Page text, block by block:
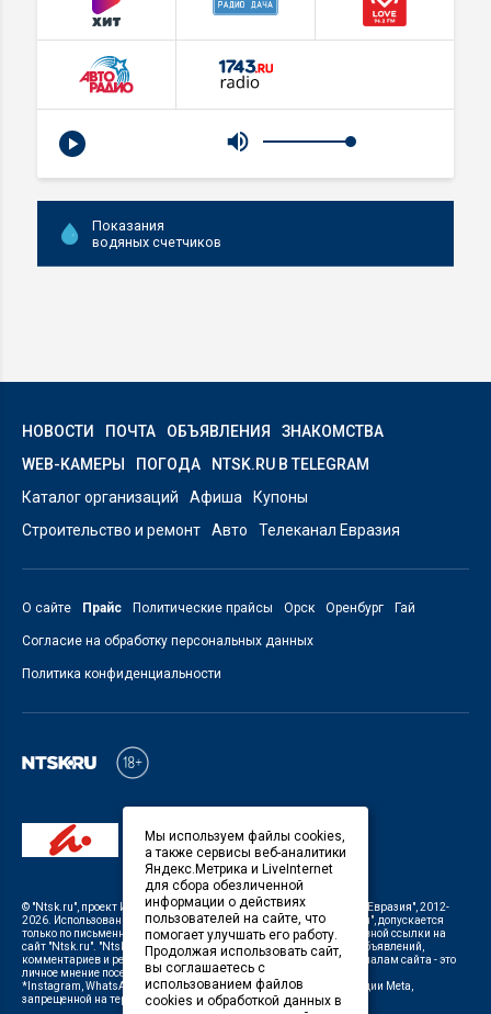
Показания
водяных счетчиков
НОВОСТИ ПОЧТА ОБЪЯВЛЕНИЯ
ЗНАКОМСТВА
WEB-КАМЕРЫ
ПОГОДА
NTSK.RU В TELEGRAM
Каталог организаций
Афиша
Купоны
Строительство и ремонт
Авто Телеканал Евразия
О сайте Прайс Политические прайсы Орск Оренбург Гай
Согласие на обработку персональных данных
Политика конфиденциальности
© "Ntsk.ru", проект ИП Савин В.В. Служба информации: ООО "ТРК "Евразия", 2012-
2026. Использование материалов, размещенных на сайте
"Ntsk.ru", допускается
только по письменному разрешению Редакции с указанием активной ссылки на
сайт "Ntsk.ru". "Ntsk.ru" не несет ответственности за содержание объявлений,
комментариев и рекламных материалов. Комментарии к материалам сайта - это
личное мнение посетителей сайта.
*Instagram, WhatsApp (Ватсап), Facebook (принадлежат корпорации Meta,
запрещенной на территории Российской Федерации)
Мы используем файлы cookies,
а также сервисы веб-аналитики
Яндекс.Метрика и LiveInternet
для сбора обезличенной
информации о действиях
пользователей на сайте, что
помогает улучшать его работу.
Продолжая использовать сайт,
вы соглашаетесь с
использованием файлов
cookies и обработкой данных в